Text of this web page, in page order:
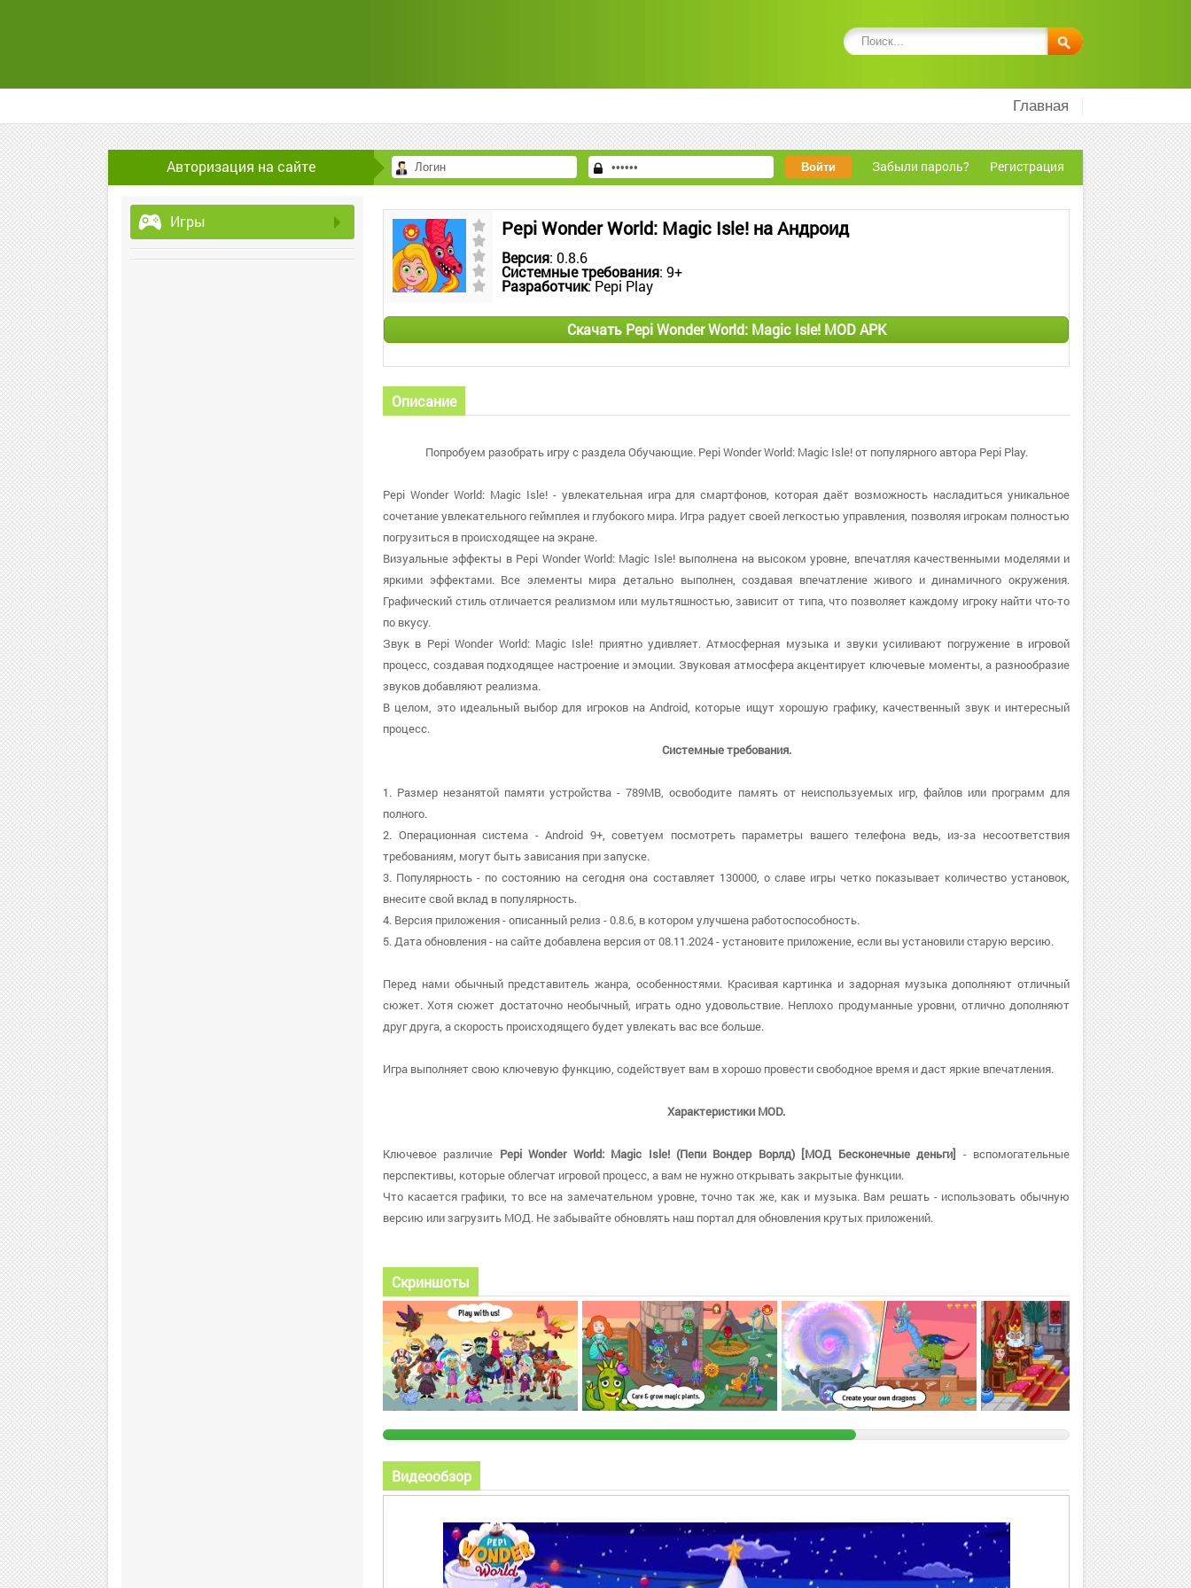
Главная
Авторизация на сайте Забыли пароль? Регистрация
Игры Pepi Wonder World: Magic Isle! на Андроид
Версия: 0.8.6
Системные требования: 9+
Разработчик: Pepi Play
Скачать Pepi Wonder World: Magic Isle! MOD APK
Описание
Попробуем разобрать игру с раздела Обучающие. Pepi Wonder World: Magic Isle! от популярного автора Pepi Play.
Pepi Wonder World: Magic Isle! - увлекательная игра для смартфонов, которая даёт возможность насладиться уникальное
сочетание увлекательного геймплея и глубокого мира. Игра радует своей легкостью управления, позволяя игрокам полностью
погрузиться в происходящее на экране.
Визуальные эффекты в Pepi Wonder World: Magic Isle! выполнена на высоком уровне, впечатляя качественными моделями и
яркими эффектами. Все элементы мира детально выполнен, создавая впечатление живого и динамичного окружения.
Графический стиль отличается реализмом или мультяшностью, зависит от типа, что позволяет каждому игроку найти что-то
по вкусу.
Звук в Pepi Wonder World: Magic Isle! приятно удивляет. Атмосферная музыка и звуки усиливают погружение в игровой
процесс, создавая подходящее настроение и эмоции. Звуковая атмосфера акцентирует ключевые моменты, а разнообразие
звуков добавляют реализма.
В целом, это идеальный выбор для игроков на Android, которые ищут хорошую графику, качественный звук и интересный
процесс.
Системные требования.
1. Размер незанятой памяти устройства - 789MB, освободите память от неиспользуемых игр, файлов или программ для
полного.
2. Операционная система - Android 9+, советуем посмотреть параметры вашего телефона ведь, из-за несоответствия
требованиям, могут быть зависания при запуске.
3. Популярность - по состоянию на сегодня она составляет 130000, о cлаве игры четко показывает количество установок,
внесите свой вклад в популярность.
4. Версия приложения - описанный релиз - 0.8.6, в котором улучшена работоспособность.
5. Дата обновления - на сайте добавлена версия от 08.11.2024 - установите приложение, если вы установили старую версию.
Перед нами обычный представитель жанра, особенностями. Красивая картинка и задорная музыка дополняют отличный
сюжет. Хотя сюжет достаточно необычный, играть одно удовольствие. Неплохо продуманные уровни, отлично дополняют
друг друга, а скорость происходящего будет увлекать вас все больше.
Игра выполняет свою ключевую функцию, содействует вам в хорошо провести свободное время и даст яркие впечатления.
Характеристики MOD.
Ключевое различие Pepi Wonder World: Magic Isle! (Пепи Вондер Ворлд) [МОД Бесконечные деньги] - вспомогательные
перспективы, которые облегчат игровой процесс, а вам не нужно открывать закрытые функции.
Что касается графики, то все на замечательном уровне, точно так же, как и музыка. Вам решать - использовать обычную
версию или загрузить МОД. Не забывайте обновлять наш портал для обновления крутых приложений.
Скриншоты
Видеообзор